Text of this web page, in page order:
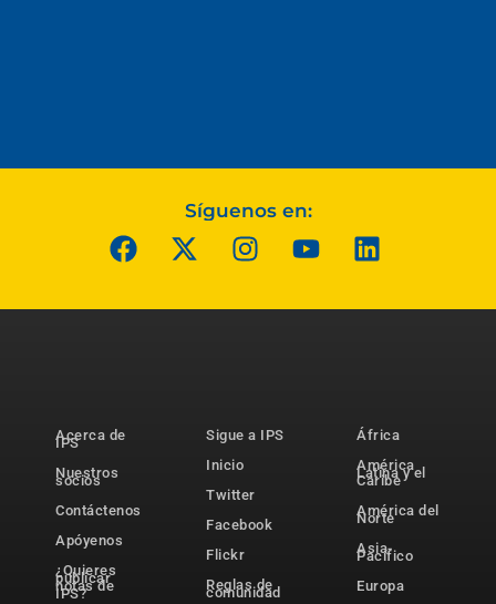
Síguenos en:
Acerca de
IPS
Nuestros
socios
Contáctenos
Apóyenos
¿Quieres
publicar
notas de
IPS?
Sigue a IPS
Inicio
Twitter
Facebook
Flickr
Reglas de
comunidad
África
América
Latina y el
Caribe
América del
Norte
Asia-
Pacífico
Europa